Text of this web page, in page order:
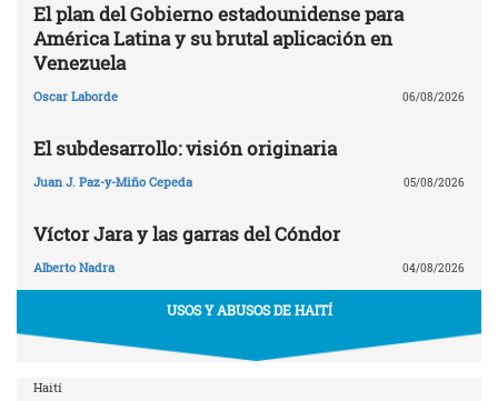
El plan del Gobierno estadounidense para
América Latina y su brutal aplicación en
Venezuela
Oscar Laborde 06/08/2026
El subdesarrollo: visión originaria
Juan J. Paz-y-Miño Cepeda 05/08/2026
Víctor Jara y las garras del Cóndor
Alberto Nadra 04/08/2026
USOS Y ABUSOS DE HAITÍ
Haití